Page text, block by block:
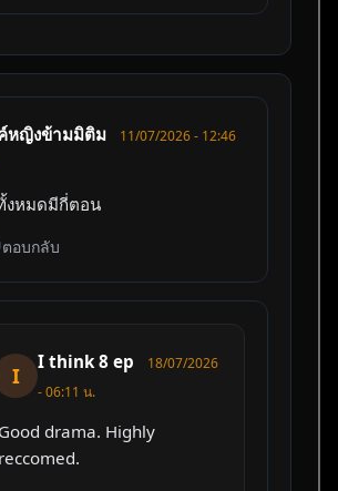
หญิงข้ามมิติม
11/07/2026 - 12:46
งหมดมีกี่ตอน
ตอบกลับ
I
I think 8 ep
18/07/2026
- 06:11 น.
Good drama. Highly
reccomed.